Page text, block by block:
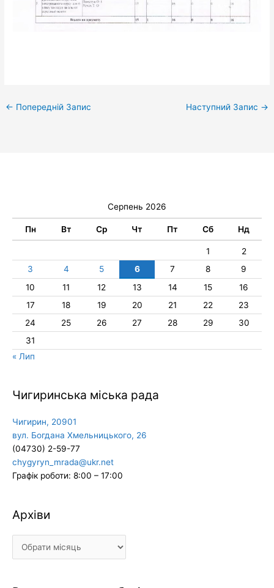
← Попередній Запис Наступний Запис →
Серпень 2026
Пн Вт Ср Чт Пт Сб Нд
1
2
3
4 5 6 7 8
9
10
11 12 13 14 15
16
17
18 19 20 21 22
23
24
25 26 27 28 29
30
31
« Лип
Чигиринська міська рада
Чигирин, 20901
вул. Богдана Хмельницького, 26
(04730) 2-59-77
chygyryn_mrada@ukr.net
Графік роботи: 8:00 – 17:00
Архіви
Архіви